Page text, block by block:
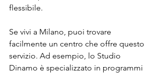
flessibile.
Se vivi a Milano, puoi trovare
facilmente un centro che offre questo
servizio. Ad esempio, lo Studio
Dinamo è specializzato in programmi